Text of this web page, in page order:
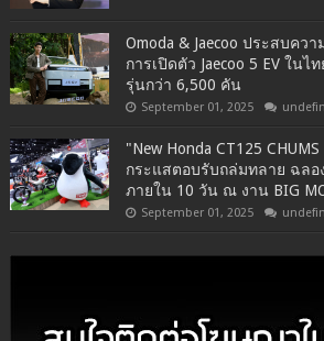
Omoda & Jaecoo ประสบคว
การเปิดตัว Jaecoo 5 EV ใน
รุ่นกว่า 6,500 คัน
September 01, 2025
"New Honda CT125
กระแสตอบรับถล่มทลาย ฉลอ
ภายใน 10 วัน ณ งาน BIG
September 01, 2025